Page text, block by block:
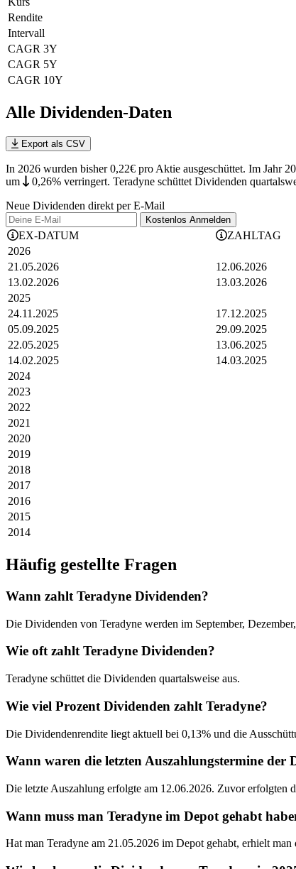
Rendite
Intervall
CAGR 3Y
CAGR 5Y
CAGR 10Y
Alle Dividenden-Daten
Export als CSV
In 2026 wurden bisher 0,22€ pro Aktie ausgeschüttet. Im Jahr
um
0,26% verringert. Teradyne schüttet Dividenden
Neue Dividenden direkt per E-Mail
Kostenlos Anmelden
EX-DATUM ZAHLTAG
2026
21.05.2026
12.06.2026
13.02.2026
13.03.2026
2025
24.11.2025
17.12.2025
05.09.2025
29.09.2025
22.05.2025
13.06.2025
14.02.2025
14.03.2025
2024
2023
2022
2021
2020
2019
2018
2017
2016
2015
2014
Häufig gestellte Fragen
Wann zahlt Teradyne Dividenden?
Die Dividenden von Teradyne werden im September,
Wie oft zahlt Teradyne Dividenden?
Teradyne schüttet die Dividenden quartalsweise aus.
Wie viel Prozent Dividenden zahlt Teradyne?
Die Dividendenrendite liegt aktuell bei 0,13% und die
Wann waren die letzten Auszahlungstermine der
Die letzte Auszahlung erfolgte am 12.06.2026. Zuvor erfolgten
Wann muss man Teradyne im Depot gehabt
Hat man Teradyne am 21.05.2026 im Depot gehabt, erhielt man